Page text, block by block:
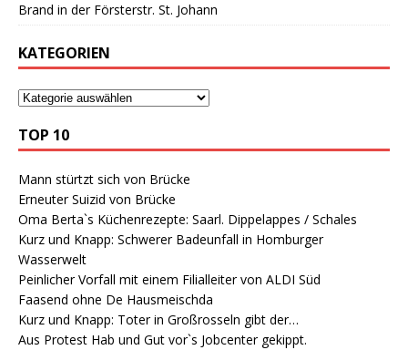
Brand in der Försterstr. St. Johann
KATEGORIEN
TOP 10
Mann stürtzt sich von Brücke
Erneuter Suizid von Brücke
Oma Berta`s Küchenrezepte: Saarl. Dippelappes / Schales
Kurz und Knapp: Schwerer Badeunfall in Homburger
Wasserwelt
Peinlicher Vorfall mit einem Filialleiter von ALDI Süd
Faasend ohne De Hausmeischda
Kurz und Knapp: Toter in Großrosseln gibt der…
Aus Protest Hab und Gut vor`s Jobcenter gekippt.